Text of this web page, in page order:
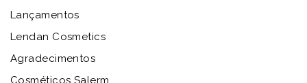
Lançamentos
Lendan Cosmetics
Agradecimentos
Cosméticos Salerm